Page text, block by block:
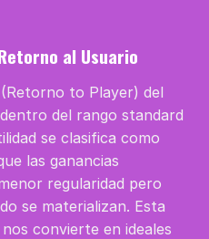
al Usuario
to Player) del
del rango standard
se clasifica como
las ganancias
regularidad pero
se materializan. Esta
convierte en ideales